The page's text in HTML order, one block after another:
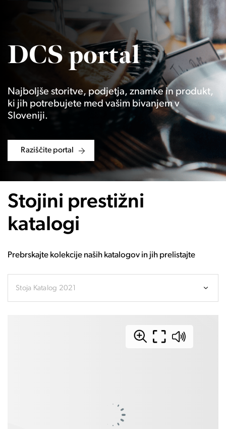
DCS portal
Najboljše storitve, podjetja, znamke in produkt,
ki jih potrebujete med vašim bivanjem v
Sloveniji.
Raziščite portal
Stojini prestižni
katalogi
Prebrskajte kolekcije naših katalogov in jih prelistajte
Stoja Katalog 2021